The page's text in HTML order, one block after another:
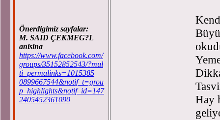
Önerdigimiz sayfalar:
M. SAID ÇEKMEG?L
anisina
https://www.facebook.com/
groups/35152852543/?mul
ti_permalinks=1015385
0899667544&notif_t=grou
p_highlights&notif_id=147
2405452361090
Hay